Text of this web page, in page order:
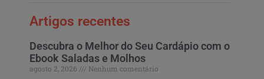
Artigos recentes
Descubra o Melhor do Seu Cardápio com o
Ebook Saladas e Molhos
agosto 2, 2026 Nenhum comentário